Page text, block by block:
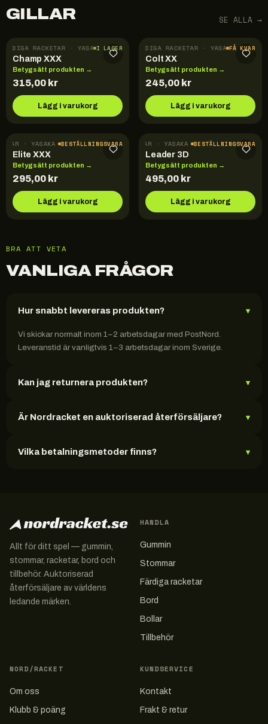
GILLAR
SE ALLA →
FÄRDIGA RACKETAR · YASAKAI LAGER
Champ XXX
Betygsätt produkten →
315,00 kr
Lägg i varukorg
FÄRDIGA RACKETAR · YASAKAFÅ KVAR
Colt XX
Betygsätt produkten →
245,00 kr
Lägg i varukorg
· YASAKA BESTÄLLNINGSVARA
Elite XXX
Betygsätt produkten →
295,00 kr
Lägg i varukorg
FÄRDIGA RACKETAR · YASAKA BESTÄLLNINGSVARA
Leader 3D
Betygsätt produkten →
495,00 kr
Lägg i varukorg
BRA ATT VETA
VANLIGA FRÅGOR
Hur snabbt levereras produkten? ▾
Vi skickar normalt inom 1–2 arbetsdagar med PostNord.
Leveranstid är vanligtvis 1–3 arbetsdagar inom Sverige.
Kan jag returnera produkten? ▾
Är Nordracket en auktoriserad återförsäljare? ▾
Vilka betalningsmetoder finns? ▾
Allt för ditt spel — gummin,
stommar, racketar, bord och
tillbehör. Auktoriserad
återförsäljare av världens
ledande märken.
HANDLA
Gummin
Stommar
Färdiga racketar
Bord
Bollar
Tillbehör
NORD/RACKET
Om oss
Klubb & poäng
KUNDSERVICE
Kontakt
Frakt & retur